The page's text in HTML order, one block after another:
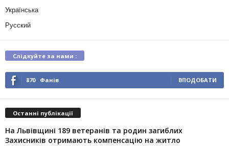
Українська
Русский
Слідкуйте за нами :
870 Фанів ВПОДОБАТИ
Останні публікації
На Львівщині 189 ветеранів та родин загиблих
Захисників отримають компенсацію на житло